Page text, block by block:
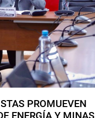
PROMUEVEN
ENERGÍA Y MINAS